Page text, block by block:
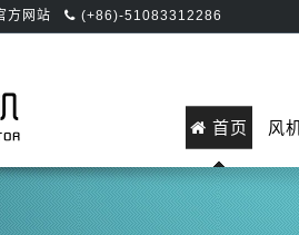
方网站 (+86)-51083312286
首页 风